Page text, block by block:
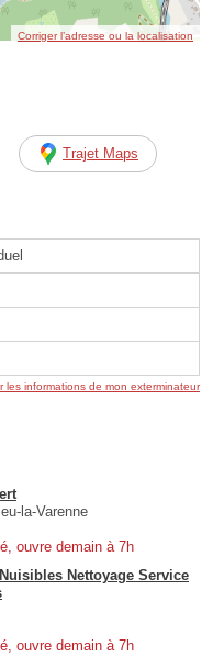
Corriger l’adresse ou la localisation
Trajet Maps
les informations de mon exterminateur
la-Varenne
ouvre demain à 7h
Nettoyage Service
ouvre demain à 7h